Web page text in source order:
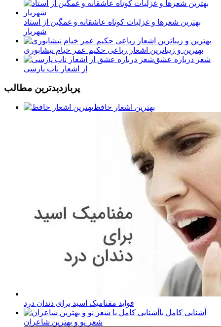
بهترین شعرها و غزلیات کوتاه عاشقانه و غمگین از استاد
شهریار
بهترین و زیباترین اشعار رباعی حکیم عمر خیام نیشابوری
شعر درباره عشق
از اشعار ناب پارسی
پربازديدترين مطالب
بهترین اشعار حافظ
فواید مفنامیک اسید برای دندان درد
آشنایی کامل با
شعر نو و بهترین شاعران